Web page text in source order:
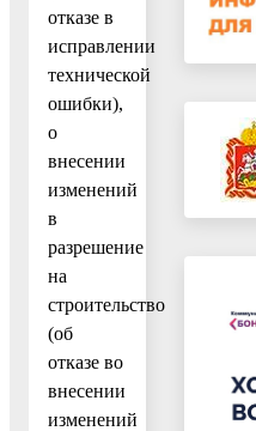
отказе в
исправлении
технической
ошибки),
о
внесении
изменений
в
разрешение
на
строительство
(об
отказе во
внесении
изменений